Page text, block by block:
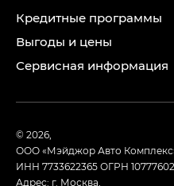
Кредитные программы
Выгоды и цены
Сервисная информация
© 2026,
ООО «Мэйджор Авто
ИНН 7733622365ОГРН
Адрес: г. Москва,